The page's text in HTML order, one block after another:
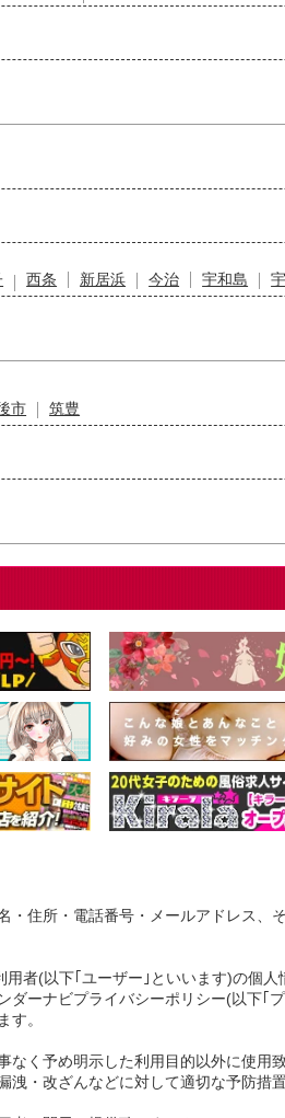
西条 新居浜 今治 宇和島
市
筑豊
・住所・電話番号・メールアドレス、
者(以下｢ユーザー｣といいます)の個
ダーナビプライバシーポリシー(以下｢
す。
なく予め明示した利用目的以外に使用
・改ざんなどに対して適切な予防措置